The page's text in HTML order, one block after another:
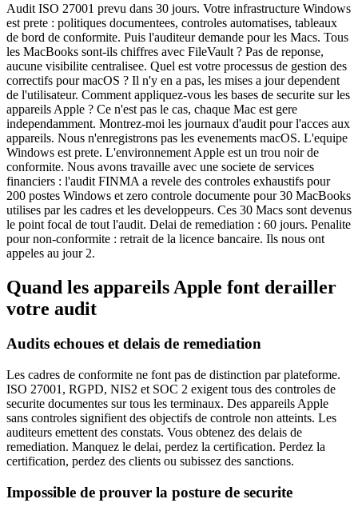
Audit ISO 27001 prevu dans 30 jours. Votre infrastructure Windows
est prete : politiques documentees, controles automatises, tableaux
de bord de conformite. Puis l'auditeur demande pour les Macs. Tous
les MacBooks sont-ils chiffres avec FileVault ? Pas de reponse,
aucune visibilite centralisee. Quel est votre processus de gestion des
correctifs pour macOS ? Il n'y en a pas, les mises a jour dependent
de l'utilisateur. Comment appliquez-vous les bases de securite sur les
appareils Apple ? Ce n'est pas le cas, chaque Mac est gere
independamment. Montrez-moi les journaux d'audit pour l'acces aux
appareils. Nous n'enregistrons pas les evenements macOS. L'equipe
Windows est prete. L'environnement Apple est un trou noir de
conformite. Nous avons travaille avec une societe de services
financiers : l'audit FINMA a revele des controles exhaustifs pour
200 postes Windows et zero controle documente pour 30 MacBooks
utilises par les cadres et les developpeurs. Ces 30 Macs sont devenus
le point focal de tout l'audit. Delai de remediation : 60 jours. Penalite
pour non-conformite : retrait de la licence bancaire. Ils nous ont
appeles au jour 2.
Quand les appareils Apple font derailler
votre audit
Audits echoues et delais de remediation
Les cadres de conformite ne font pas de distinction par plateforme.
ISO 27001, RGPD, NIS2 et SOC 2 exigent tous des controles de
securite documentes sur tous les terminaux. Des appareils Apple
sans controles signifient des objectifs de controle non atteints. Les
auditeurs emettent des constats. Vous obtenez des delais de
remediation. Manquez le delai, perdez la certification. Perdez la
certification, perdez des clients ou subissez des sanctions.
Impossible de prouver la posture de securite